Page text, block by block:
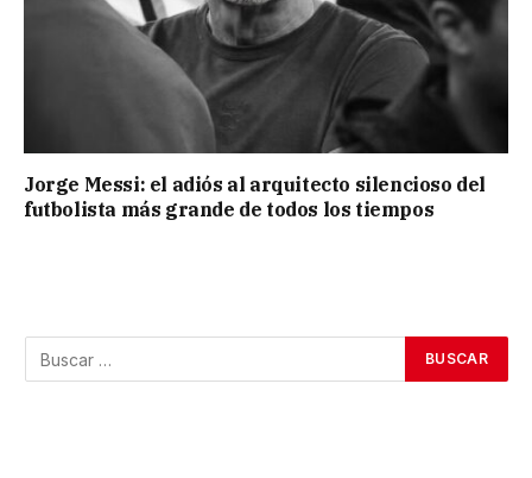
Jorge Messi: el adiós al arquitecto silencioso del
futbolista más grande de todos los tiempos